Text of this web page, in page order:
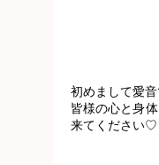
初めまして愛
皆様の心と身
来てください♡